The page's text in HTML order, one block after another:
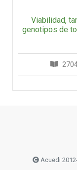
Viabilidad,
genotipos de
Acuedi